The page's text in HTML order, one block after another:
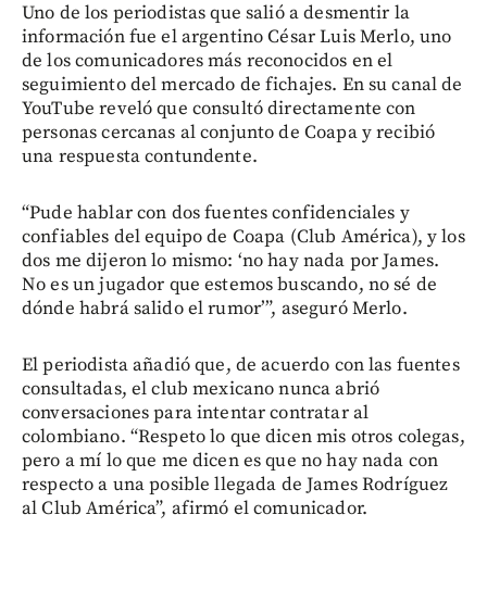
Uno de los periodistas que salió a desmentir la
información fue el argentino César Luis Merlo, uno
de los comunicadores más reconocidos en el
seguimiento del mercado de fichajes. En su canal de
YouTube reveló que consultó directamente con
personas cercanas al conjunto de Coapa y recibió
una respuesta contundente.
“Pude hablar con dos fuentes confidenciales y
confiables del equipo de Coapa (Club América), y los
dos me dijeron lo mismo: ‘no hay nada por James.
No es un jugador que estemos buscando, no sé de
dónde habrá salido el rumor’”, aseguró Merlo.
El periodista añadió que, de acuerdo con las fuentes
consultadas, el club mexicano nunca abrió
conversaciones para intentar contratar al
colombiano. “Respeto lo que dicen mis otros colegas,
pero a mí lo que me dicen es que no hay nada con
respecto a una posible llegada de James Rodríguez
al Club América”, afirmó el comunicador.